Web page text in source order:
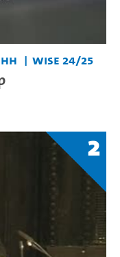
WiSe 24/25
2